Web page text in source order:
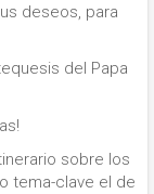
deseos, para
del Papa
sobre los
tema-clave el de